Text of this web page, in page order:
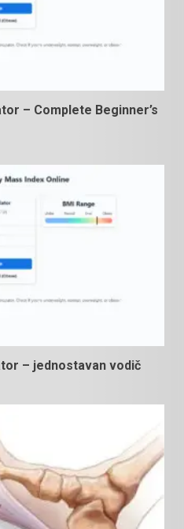
– Complete Beginner’s
– jednostavan vodič